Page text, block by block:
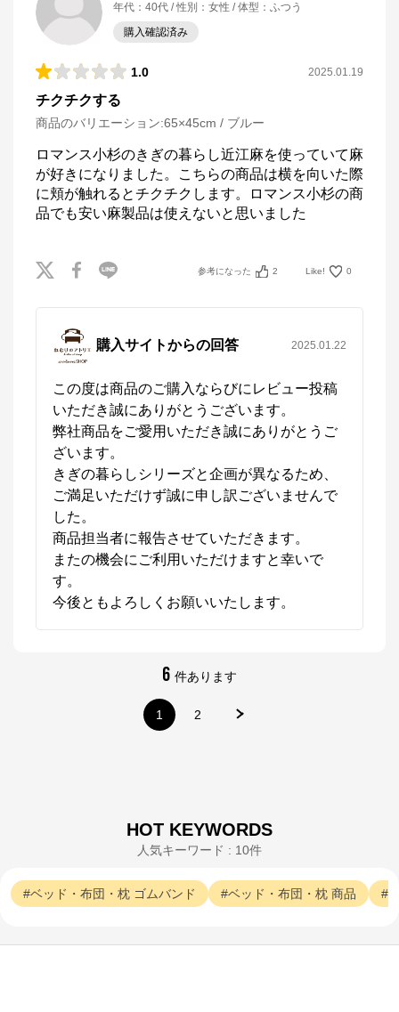
年代 ： 40代 性別 ： 女性 体型 ： ふつう
購入確認済み
1.0 2025.01.19
チクチクする
商品のバリエーション:65×45cm / ブルー
ロマンス小杉のきぎの暮らし近江麻を使っていて麻
が好きになりました。こちらの商品は横を向いた際
に頬が触れるとチクチクします。ロマンス小杉の商
品でも安い麻製品は使えないと思いました
参考になった 2 Like! 0
購入サイトからの回答 2025.01.22
この度は商品のご購入ならびにレビュー投稿
いただき誠にありがとうございます。
弊社商品をご愛用いただき誠にありがとうご
ざいます。
きぎの暮らしシリーズと企画が異なるため、
ご満足いただけず誠に申し訳ございませんで
した。
商品担当者に報告させていただきます。
またの機会にご利用いただけますと幸いで
す。
今後ともよろしくお願いいたします。
6 件あります
1 2
HOT KEYWORDS
人気キーワード : 10件
ベッド・布団・枕 ゴムバンド ベッド・布団・枕 商品
ねむりのアトリエOnlineSHOP
公式ECサイト
※外部サイトが開きます
ねむりのアトリエOnlineSHOP からのコメント
四季に適した快適なねむりで、
ねむりのアトリエOnline SHOPは、京都の寝具総合メ
ーカー「ロマンス小杉」が運営するオンラインショッ
季節に応じたねむりをご提案します。